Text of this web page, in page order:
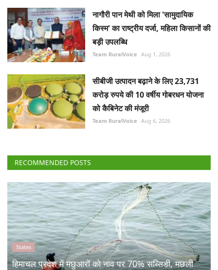
नागौरी पान मेथी को मिला 'सामुदायिक
किस्म' का राष्ट्रीय दर्जा, महिला किसानों की
बड़ी उपलब्धि
Team RuralVoice Aug 1, 2026
सीबीजी उत्पादन बढ़ाने के लिए 23,731
करोड़ रुपये की 10 वर्षीय गोबरधन योजना
को कैबिनेट की मंजूरी
Team RuralVoice Aug 6, 2026
RECOMMENDED POSTS
States
हिमाचल प्रदेश में मछुआरों को नाव पर 70% सब्सिडी, मछली